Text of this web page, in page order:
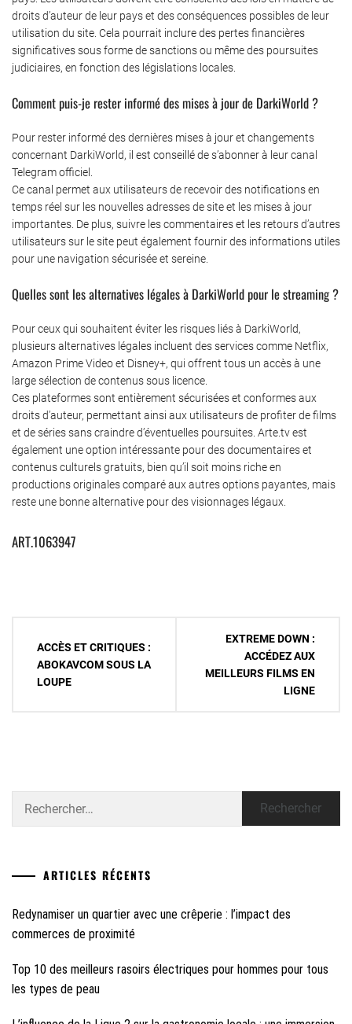
droits d’auteur de leur pays et des conséquences possibles de leur
utilisation du site. Cela pourrait inclure des pertes financières
significatives sous forme de sanctions ou même des poursuites
judiciaires, en fonction des législations locales.
Comment puis-je rester informé des mises à jour de DarkiWorld ?
Pour rester informé des dernières mises à jour et changements
concernant DarkiWorld, il est conseillé de s’abonner à leur canal
Telegram officiel.
Ce canal permet aux utilisateurs de recevoir des notifications en
temps réel sur les nouvelles adresses de site et les mises à jour
importantes. De plus, suivre les commentaires et les retours d’autres
utilisateurs sur le site peut également fournir des informations utiles
pour une navigation sécurisée et sereine.
Quelles sont les alternatives légales à DarkiWorld pour le streaming ?
Pour ceux qui souhaitent éviter les risques liés à DarkiWorld,
plusieurs alternatives légales incluent des services comme Netflix,
Amazon Prime Video et Disney+, qui offrent tous un accès à une
large sélection de contenus sous licence.
Ces plateformes sont entièrement sécurisées et conformes aux
droits d’auteur, permettant ainsi aux utilisateurs de profiter de films
et de séries sans craindre d’éventuelles poursuites. Arte.tv est
également une option intéressante pour des documentaires et
contenus culturels gratuits, bien qu’il soit moins riche en
productions originales comparé aux autres options payantes, mais
reste une bonne alternative pour des visionnages légaux.
ART.1063947
l’article
ACCÈS ET CRITIQUES :
ABOKAVCOM SOUS LA
LOUPE
EXTREME DOWN :
ACCÉDEZ AUX
MEILLEURS FILMS EN
LIGNE
ARTICLES RÉCENTS
Redynamiser un quartier avec une crêperie : l’impact des
commerces de proximité
Top 10 des meilleurs rasoirs électriques pour hommes pour tous
les types de peau